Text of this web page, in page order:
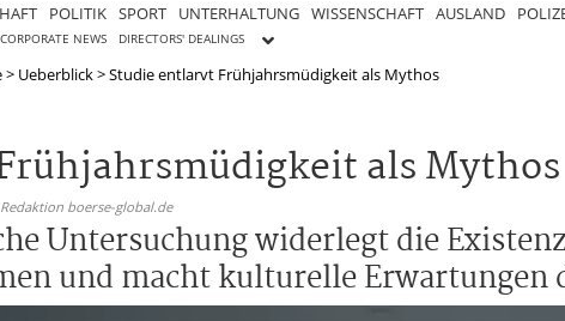
POLITIK SPORT UNTERHALTUNG WISSENSCHAFT AUSLAND
CORPORATE NEWS DIRECTORS' DEALINGS
> Ueberblick>Studie entlarvt Frühjahrsmüdigkeit als Mythos
als Mythos
boerse-global.de
Untersuchung widerlegt die
und macht kulturelle